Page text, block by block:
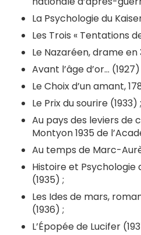
La Psychologie du
Les Trois « Tentations
Le Nazaréen, drame en
Avant l’âge d’or… (1927)
Le Choix d’un amant,
Le Prix du sourire (1933) ;
Au pays des leviers de
Montyon 1935 de
Au temps de Marc-
Histoire et Psychologie
(1935) ;
Les Ides de mars,
(1936) ;
L’Épopée de Lucifer